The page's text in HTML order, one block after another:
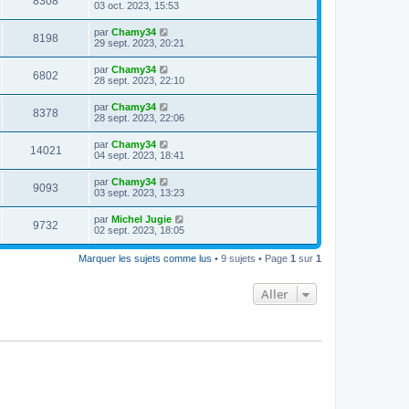
03 oct. 2023, 15:53
8198 par Chamy34
29 sept. 2023, 20:21
6802 par Chamy34
28 sept. 2023, 22:10
8378 par Chamy34
28 sept. 2023, 22:06
14021 par Chamy34
04 sept. 2023, 18:41
9093 par Chamy34
03 sept. 2023, 13:23
9732 par Michel Jugie
02 sept. 2023, 18:05
Marquer les sujets comme lus • 9 sujets • Page 1 sur 1
Aller